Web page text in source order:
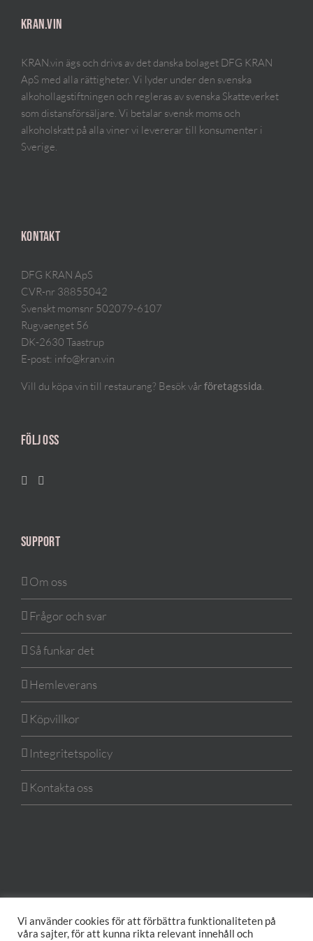
KRAN.VIN
KRAN.vin ägs och drivs av det danska bolaget DFG KRAN
ApS med alla rättigheter. Vi lyder under den svenska
alkohollagstiftningen och regleras av svenska Skatteverket
som distansförsäljare. Vi betalar svensk moms och
alkoholskatt på alla viner vi levererar till konsumenter i
Sverige.
KONTAKT
DFG KRAN ApS
CVR-nr 38855042
Svenskt momsnr 502079-6107
Rugvaenget 56
DK-2630 Taastrup
E-post: info@kran.vin
Vill du köpa vin till restaurang? Besök vårföretagssida
FÖLJ OSS
SUPPORT
Om oss
Frågor och svar
Så funkar det
Hemleverans
Köpvillkor
Integritetspolicy
Kontakta oss
Vi använder cookies för att förbättra funktionaliteten på
våra sajter, för att kunna rikta relevant innehåll och